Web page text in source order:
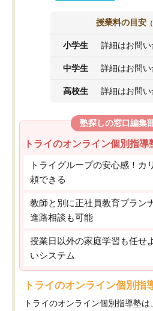
授業料の目安
小学生 詳細はお問
中学生 詳細はお問
高校生 詳細はお問
塾探しの窓口編集
トライのオンライン個別指
トライグループの安心感！カ
頼できる
教師と別に正社員教育プラン
進路相談も可能
授業日以外の家庭学習も任せ
いシステム
トライのオンライン個別指
トライのオンライン個別指導塾